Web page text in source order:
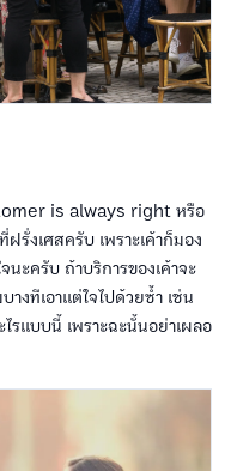
is always right หรือ
ฝรั่งเศสครับ เพราะเค้าก็มอง
นะครับ ถ้าบริการของเค้าจะ
งทีเอาแต่ใจไปด้วยซ้ำ เช่น
ไรแบบนี้ เพราะฉะนั้นอย่าเผลอ